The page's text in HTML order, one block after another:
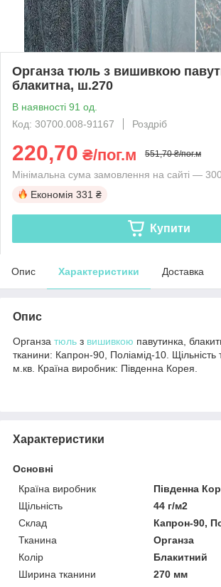
Органза тюль з вишивкою
блакитна, ш.270
В наявності 91 од.
Код: 30700.008-91167
Роздріб
220,70 ₴/пог.м 551,70 ₴/пог.м
Мінімальна сума замовлення на сайті —
Економія 331 ₴
Купити
Опис Характеристики Доставка
Опис
Органза тюль з вишивкою павутинка,
тканини: Капрон-90, Поліамід-10. Щільність
м.кв. Країна виробник: Південна Корея.
Характеристики
Основні
Країна виробник
Південна
Щільність
44 г/м2
Склад
Капрон-90,
Тканина
Органза
Колір
Блакитний
Ширина тканини
270 мм